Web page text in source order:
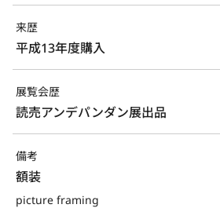
来歴
平成13年度購入
展覧会歴
読売アンデパンダン展出品
備考
額装
picture framing